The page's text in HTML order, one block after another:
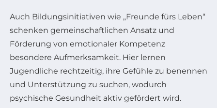
Auch Bildungsinitiativen wie „Freunde fürs Leben“
schenken gemeinschaftlichen Ansatz und
Förderung von emotionaler Kompetenz
besondere Aufmerksamkeit. Hier lernen
Jugendliche rechtzeitig, ihre Gefühle zu benennen
und Unterstützung zu suchen, wodurch
psychische Gesundheit aktiv gefördert wird.